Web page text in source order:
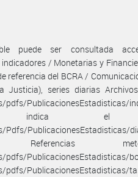
puede ser consultada
/ Monetarias y
referencia del BCRA /
Justicia), series diarias
PublicacionesEstadisticas/
indica el
PublicacionesEstadisticas/
PublicacionesEstadisticas/
pdfs/PublicacionesEstadisticas/